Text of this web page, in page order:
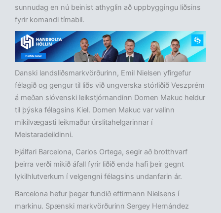
sunnudag en nú beinist athyglin að uppbyggingu liðsins
fyrir komandi tímabil.
Danski landsliðsmarkvörðurinn, Emil Nielsen yfirgefur
félagið og gengur til liðs við ungverska stórliðið Veszprém
á meðan slóvenski leikstjórnandinn Domen Makuc heldur
til þýska félagsins Kiel. Domen Makuc var valinn
mikilvægasti leikmaður úrslitahelgarinnar í
Meistaradeildinni.
Þjálfari Barcelona, Carlos Ortega, segir að brotthvarf
þeirra verði mikið áfall fyrir liðið enda hafi þeir gegnt
lykilhlutverkum í velgengni félagsins undanfarin ár.
Barcelona hefur þegar fundið eftirmann Nielsens í
markinu. Spænski markvörðurinn Sergey Hernández